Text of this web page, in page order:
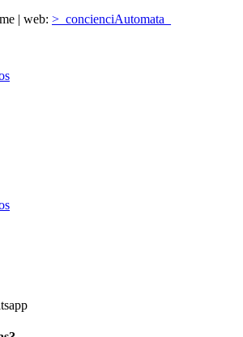
| web: >_concienciAutomata_